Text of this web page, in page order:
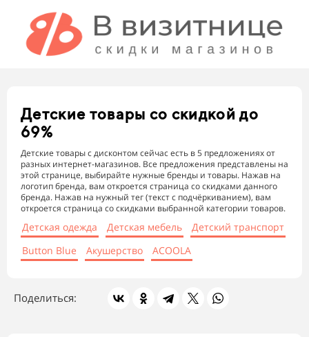
Детские товары со скидкой до
69%
Детские товары с дисконтом сейчас есть в 5 предложениях от
разных интернет-магазинов. Все предложения представлены на
этой странице, выбирайте нужные бренды и товары. Нажав на
логотип бренда, вам откроется страница со скидками данного
бренда. Нажав на нужный тег (текст с подчёркиванием), вам
откроется страница со скидками выбранной категории товаров.
Детская одежда Детская мебель
Детский транспорт
Button Blue
Акушерство ACOOLA
Поделиться: